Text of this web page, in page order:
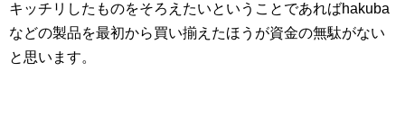
キッチリしたものをそろえたいということであればhakuba
などの製品を最初から買い揃えたほうが資金の無駄がない
と思います。